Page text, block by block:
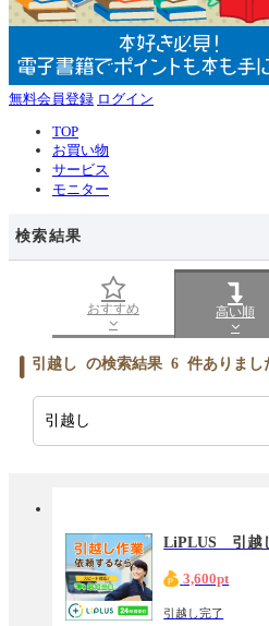
無料会員登録 ログイン
TOP
お買い物
サービス
モニター
検索結果
おすすめ 高い順
引越し の検索結果 6 件ありまし
LiPLUS 引越
3,600pt
引越し完了